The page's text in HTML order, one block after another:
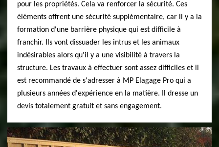
pour les propriétés. Cela va renforcer la sécurité. Ces
éléments offrent une sécurité supplémentaire, car il y a la
formation d'une barrière physique qui est difficile à
franchir. Ils vont dissuader les intrus et les animaux
indésirables alors qu'il y a une visibilité à travers la
structure. Les travaux à effectuer sont assez difficiles et il
est recommandé de s'adresser à MP Elagage Pro qui a
plusieurs années d'expérience en la matière. Il dresse un
devis totalement gratuit et sans engagement.